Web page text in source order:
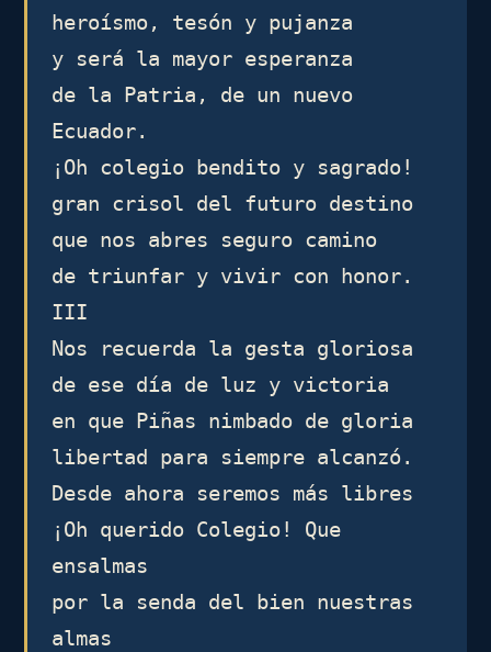
heroísmo, tesón y pujanza
y será la mayor esperanza
de la Patria, de un nuevo
Ecuador.
¡Oh colegio bendito y sagrado!
gran crisol del futuro destino
que nos abres seguro camino
de triunfar y vivir con honor.
III
Nos recuerda la gesta gloriosa
de ese día de luz y victoria
en que Piñas nimbado de gloria
libertad para siempre alcanzó.
Desde ahora seremos más libres
¡Oh querido Colegio! Que
ensalmas
por la senda del bien nuestras
almas